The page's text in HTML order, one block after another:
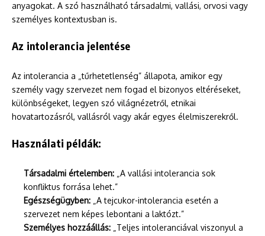
anyagokat. A szó használható társadalmi, vallási, orvosi vagy
személyes kontextusban is.
Az intolerancia jelentése
Az intolerancia a „tűrhetetlenség” állapota, amikor egy
személy vagy szervezet nem fogad el bizonyos eltéréseket,
különbségeket, legyen szó világnézetről, etnikai
hovatartozásról, vallásról vagy akár egyes élelmiszerekről.
Használati példák:
Társadalmi értelemben: „A vallási intolerancia sok
konfliktus forrása lehet.”
Egészségügyben: „A tejcukor-intolerancia esetén a
szervezet nem képes lebontani a laktózt.”
Személyes hozzáállás: „Teljes intoleranciával viszonyul a